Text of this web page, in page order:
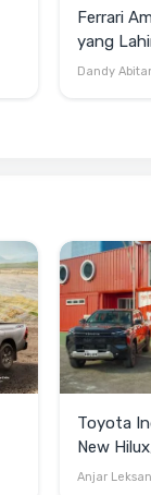
Ferrari
yang
Harian
Dandy
Toyota
New
Jutaan
Anjar